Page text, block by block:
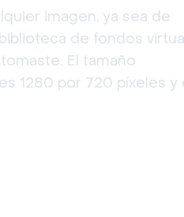
imagen, ya sea de
de fondos
El tamaño
1280 por 720 píxeles y